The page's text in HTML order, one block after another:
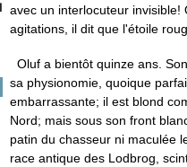
avec un interlocuteur
agitations, il dit que l'étoile
Oluf a bientôt quinze ans.
sa physionomie, quoique
embarrassante; il est blond
Nord; mais sous son front
patin du chasseur ni maculée
race antique des Lodbrog,